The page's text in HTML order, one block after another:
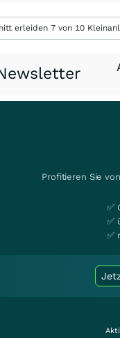
erleiden 7 von 10
Profitieren Sie
✅
✅
✅